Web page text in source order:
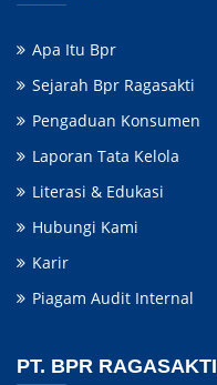
Apa Itu Bpr
Sejarah Bpr Ragasakti
Pengaduan Konsumen
Laporan Tata Kelola
Literasi & Edukasi
Hubungi Kami
Karir
Piagam Audit Internal
PT. BPR RAGASAKTI